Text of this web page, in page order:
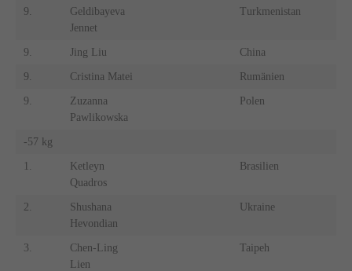
9.
Geldibayeva
Jennet
Turkmenistan
9. Jing Liu China
9. Cristina Matei Rumänien
9.
Zuzanna
Pawlikowska
Polen
-57 kg
1.
Ketleyn
Quadros
Brasilien
2.
Shushana
Hevondian
Ukraine
3.
Chen-Ling
Lien
Taipeh